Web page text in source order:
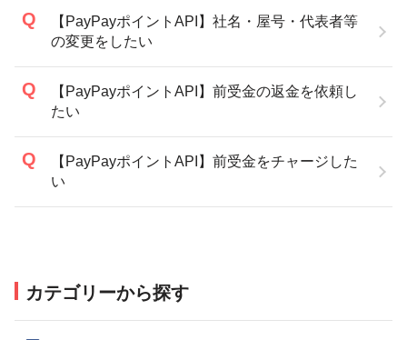
【PayPayポイントAPI】社名・屋号・代表者等
の変更をしたい
【PayPayポイントAPI】前受金の返金を依頼し
たい
【PayPayポイントAPI】前受金をチャージした
い
カテゴリーから探す